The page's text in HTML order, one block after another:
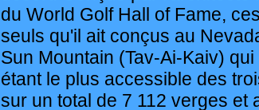
du World Golf Hall of Fame,
seuls qu'il ait conçus au
Sun Mountain (Tav-Ai-Kaiv)
étant le plus accessible des
sur un total de 7 112 verges et